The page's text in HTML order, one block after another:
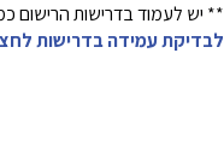
** יש לעמוד בדרישות הרישום
לבדיקת עמידה בדרישות